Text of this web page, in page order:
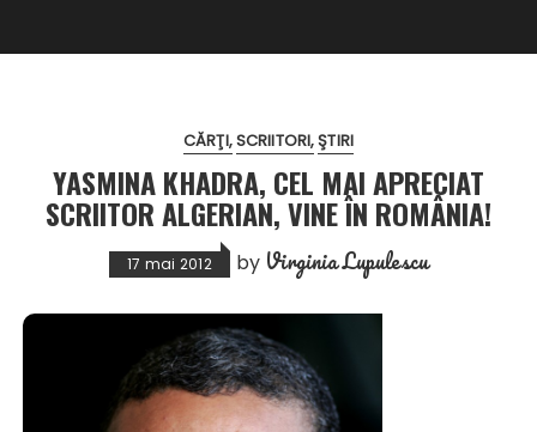
CĂRŢI SCRIITORI ŞTIRI
YASMINA KHADRA, CEL MAI APRECIAT
SCRIITOR ALGERIAN, VINE ÎN ROMÂNIA!
17 mai 2012 by Virginia Lupulescu